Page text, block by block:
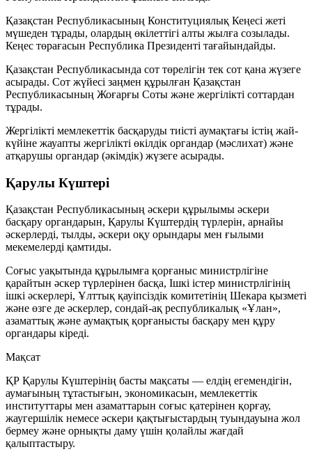
Қазақстан Республикасының Конституциялық Кеңесі жеті
мүшеден тұрады, олардың өкілеттігі алты жылға созылады.
Кеңес төрағасын Республика Президенті тағайындайды.
Қазақстан Республикасында сот төрелігін тек сот қана жүзеге
асырады. Сот жүйесі заңмен құрылған Қазақстан
Республикасының Жоғарғы Соты және жергілікті соттардан
тұрады.
Жергілікті мемлекеттік басқаруды тиісті аумақтағы істің жай-
күйіне жауапты жергілікті өкілдік органдар (мәслихат) және
атқарушы органдар (әкімдік) жүзеге асырады.
Қарулы Күштері
Қазақстан Республикасының әскери құрылымы әскери
басқару органдарын, Қарулы Күштердің түрлерін, арнайы
әскерлерді, тылды, әскери оқу орындары мен ғылыми
мекемелерді қамтиды.
Соғыс уақытында құрылымға қорғаныс министрлігіне
қарайтын әскер түрлерінен басқа, Ішкі істер министрлігінің
ішкі әскерлері, Ұлттық қауіпсіздік комитетінің Шекара қызметі
және өзге де әскерлер, сондай-ақ республикалық «Ұлан»,
азаматтық және аумақтық қорғанысты басқару мен құру
органдары кіреді.
Мақсат
ҚР Қарулы Күштерінің басты мақсаты — елдің егемендігін,
аумағының тұтастығын, экономикасын, мемлекеттік
институттары мен азаматтарын соғыс қатерінен қорғау,
жаугершілік немесе әскери қақтығыстардың туындауына жол
бермеу және орнықты даму үшін қолайлы жағдай
қалыптастыру.